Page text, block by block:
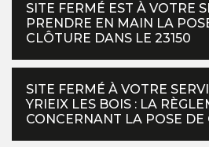
SITE FERMÉ EST À VOTRE
PRENDRE EN MAIN LA
CLÔTURE DANS LE 23150
SITE FERMÉ À VOTRE
YRIEIX LES BOIS : LA
CONCERNANT LA POSE DE